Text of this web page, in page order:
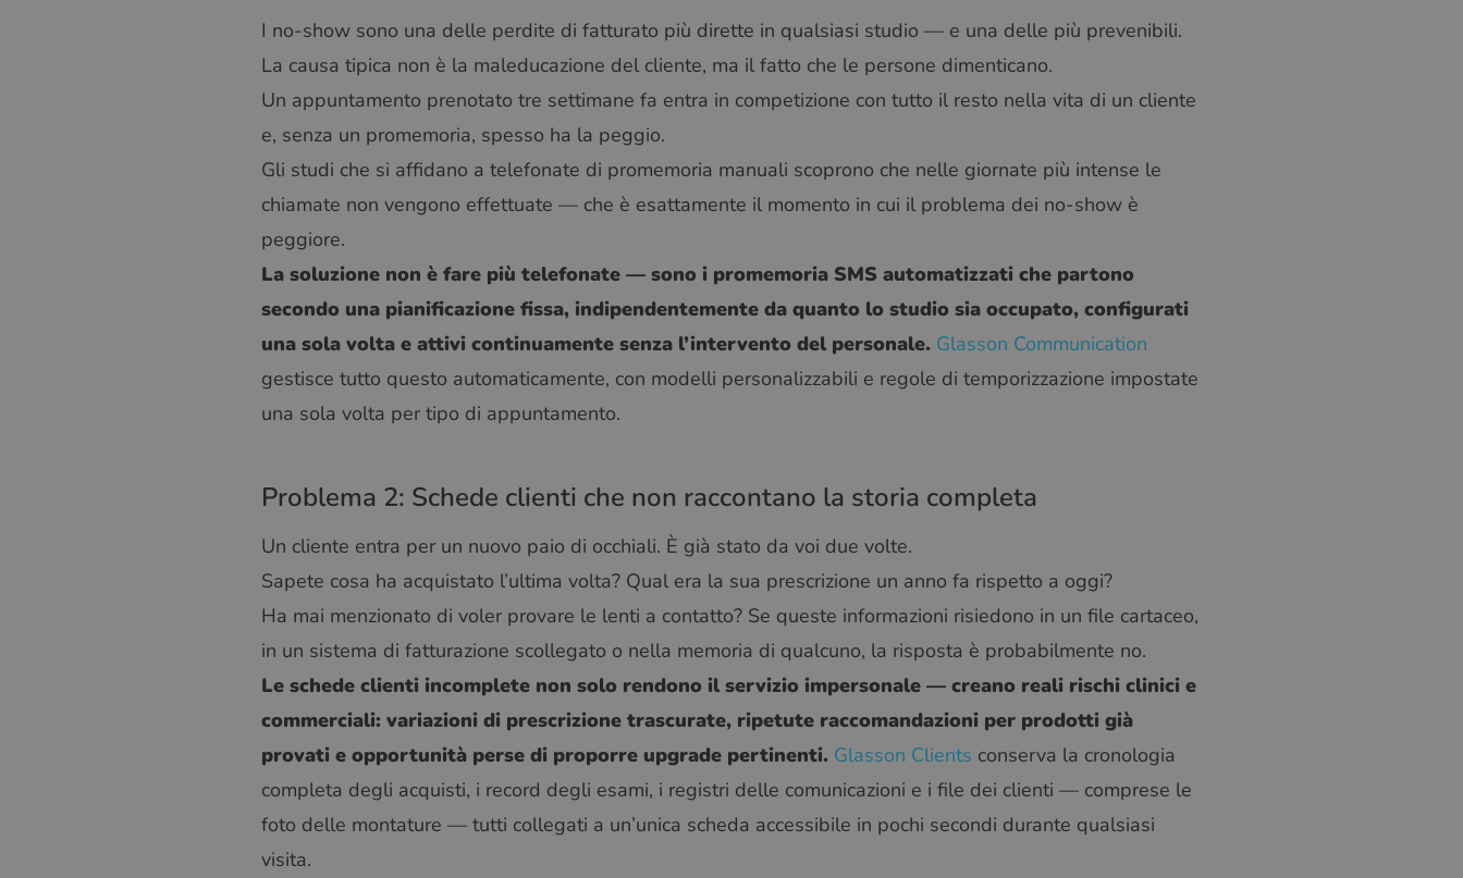
I no-show sono una delle perdite di fatturato più dirette in qualsiasi studio — e una delle più prevenibili.
La causa tipica non è la maleducazione del cliente, ma il fatto che le persone dimenticano.
Un appuntamento prenotato tre settimane fa entra in competizione con tutto il resto nella vita di un cliente
e, senza un promemoria, spesso ha la peggio.
Gli studi che si affidano a telefonate di promemoria manuali scoprono che nelle giornate più intense le
chiamate non vengono effettuate — che è esattamente il momento in cui il problema dei no-show è
peggiore.
La soluzione non è fare più telefonate — sono i promemoria SMS automatizzati che partono
secondo una pianificazione fissa, indipendentemente da quanto lo studio sia occupato, configurati
una sola volta e attivi continuamente senza l’intervento del personale. Glasson Communication
gestisce tutto questo automaticamente, con modelli personalizzabili e regole di temporizzazione impostate
una sola volta per tipo di appuntamento.
Problema 2: Schede clienti che non raccontano la storia completa
Un cliente entra per un nuovo paio di occhiali. È già stato da voi due volte.
Sapete cosa ha acquistato l’ultima volta? Qual era la sua prescrizione un anno fa rispetto a oggi?
Ha mai menzionato di voler provare le lenti a contatto? Se queste informazioni risiedono in un file cartaceo,
in un sistema di fatturazione scollegato o nella memoria di qualcuno, la risposta è probabilmente no.
Le schede clienti incomplete non solo rendono il servizio impersonale — creano reali rischi clinici e
commerciali: variazioni di prescrizione trascurate, ripetute raccomandazioni per prodotti già
provati e opportunità perse di proporre upgrade pertinenti. Glasson Clients conserva la cronologia
completa degli acquisti, i record degli esami, i registri delle comunicazioni e i file dei clienti — comprese le
foto delle montature — tutti collegati a un’unica scheda accessibile in pochi secondi durante qualsiasi
visita.